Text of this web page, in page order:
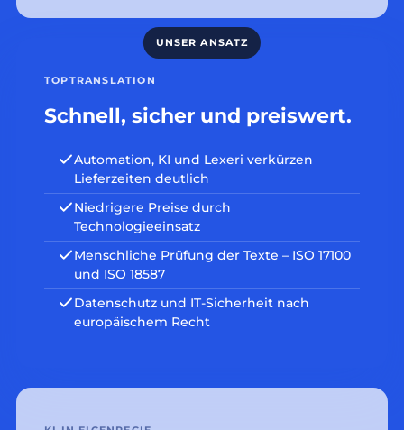
TOPTRANSLATION
Schnell, sicher und preiswert.
Automation, KI und Lexeri verkürzen
Lieferzeiten deutlich
Niedrigere Preise durch
Technologieeinsatz
Menschliche Prüfung der Texte – ISO 17100
und ISO 18587
Datenschutz und IT-Sicherheit nach
europäischem Recht